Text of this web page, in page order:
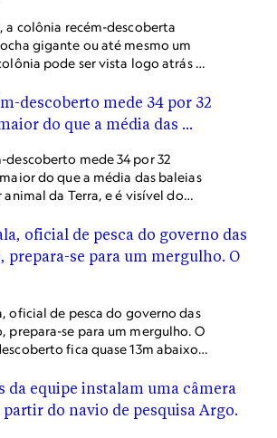
a colônia recém-descoberta
gigante ou até mesmo um
pode ser vista logo atrás do
San Félix mergulhou sob a
ele percebeu que se tratava de
que era difícil de medir.
descoberto mede 34 por 32
do que a média das baleias
animal da Terra, e é visível do
oficial de pesca do governo das
prepara-se para um mergulho. O
fica quase 13m abaixo
de a equipe de pesquisa se
pesquisar um local diferente.